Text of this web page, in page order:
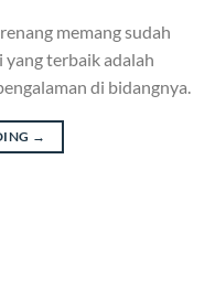
memang sudah
yang terbaik adalah
di bidangnya.
→